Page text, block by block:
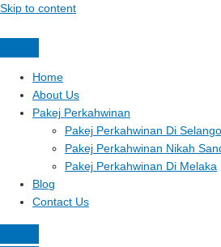
Skip to content
Home
About Us
Pakej Perkahwinan
Pakej Perkahwinan Di
Pakej Perkahwinan Nikah
Pakej Perkahwinan Di Melaka
Blog
Contact Us